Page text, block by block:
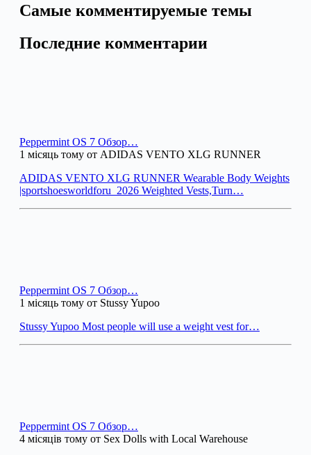
Самые комментируемые темы
Последние комментарии
Peppermint OS 7 Обзор…
1 місяць тому от ADIDAS VENTO XLG RUNNER
ADIDAS VENTO XLG RUNNER Wearable Body Weights
|sportshoesworldforu_2026 Weighted Vests,Turn…
Peppermint OS 7 Обзор…
1 місяць тому от Stussy Yupoo
Stussy Yupoo Most people will use a weight vest for…
Peppermint OS 7 Обзор…
4 місяців тому от Sex Dolls with Local Warehouse